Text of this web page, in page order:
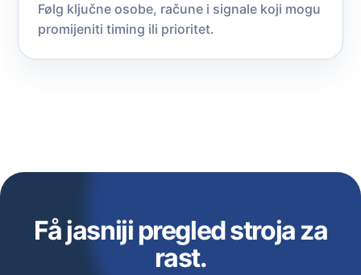
Følg ključne osobe, račune i signale koji mogu
promijeniti timing ili prioritet.
Få jasniji pregled stroja za
rast.